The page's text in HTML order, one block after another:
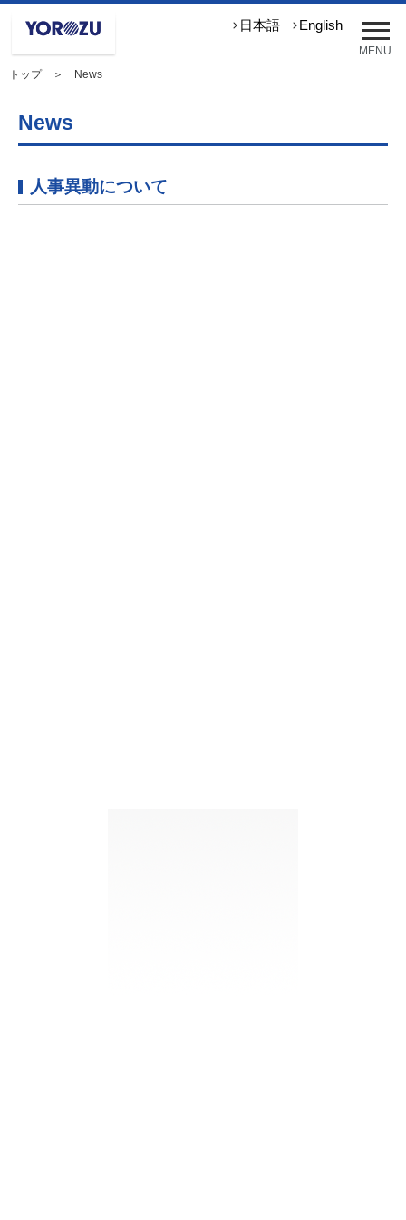
メ
ニ
ュ
MENU
日本語 English
トップ＞ News
News
人事異動について